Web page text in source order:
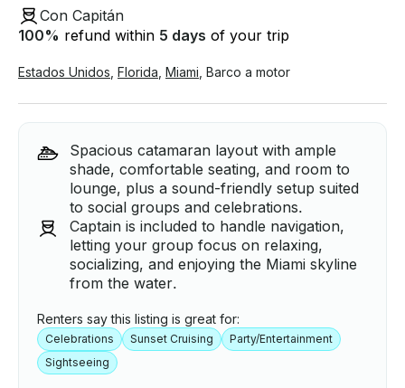
Con Capitán
100% refund within 5 days of your trip
Estados Unidos Florida Miami Barco a motor
Spacious catamaran layout with ample
shade, comfortable seating, and room to
lounge, plus a sound-friendly setup suited
to social groups and celebrations.
Captain is included to handle navigation,
letting your group focus on relaxing,
socializing, and enjoying the Miami skyline
from the water.
Renters say this listing is great for:
Celebrations Sunset Cruising
Party/Entertainment
Sightseeing